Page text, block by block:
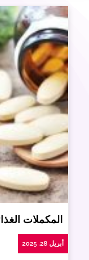
المكملات
أبريل 28, 2025